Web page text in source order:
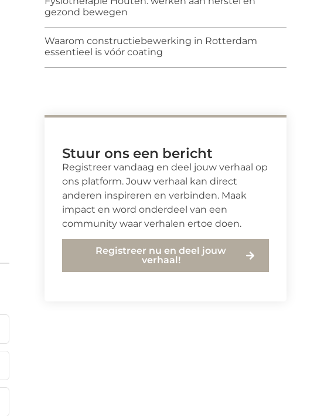
gezond bewegen
Waarom constructiebewerking in Rotterdam
essentieel is vóór coating
Stuur ons een bericht
Registreer vandaag en deel jouw verhaal op
ons platform. Jouw verhaal kan direct
anderen inspireren en verbinden. Maak
impact en word onderdeel van een
community waar verhalen ertoe doen.
Registreer nu en deel jouw
verhaal!